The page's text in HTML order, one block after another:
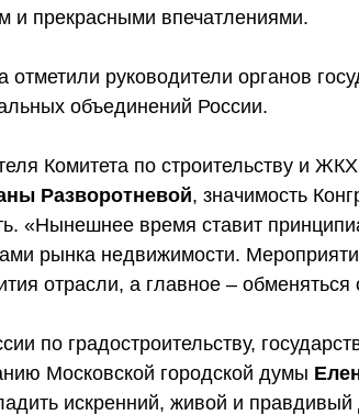
и прекрасными впечатлениями.
отметили руководители органов
объединений России.
Комитета по строительству и ЖКХ
Разворотневой, значимость
«Нынешнее время ставит
рынка недвижимости.
отрасли, а главное –
по градостроительству,
Московской городской думы
искренний, живой и правдивый